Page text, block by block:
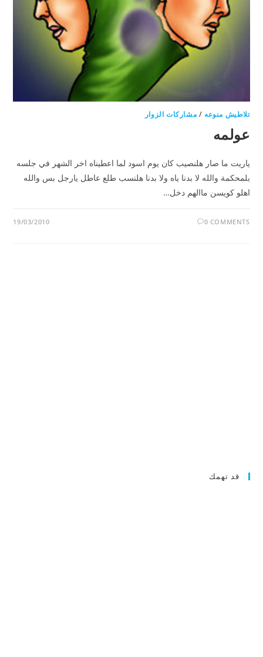
تلاطيش منوعه / مشاركات الزوار
عولمه
ياريت ما صار هلنصيب كان يوم اسود لما اعطيناه اخر الشهر في جلسه
بلمحكمة والله لا بدنا ياه ولا بدنا هلنسب طلع عاطل يارجل بس والله
اهلو كويسن ماالهم دخل…
0 COMMENTS
19/03/2010
قد تهمك